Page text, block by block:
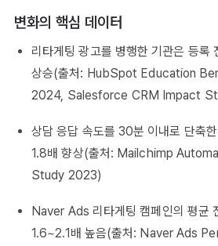
변화의 핵심 데이터
리타게팅 광고를 병행한 기관은 등
상승(출처: HubSpot Education
2024, Salesforce CRM Impact
상담 응답 속도를 30분 이내로 단축
1.8배 향상(출처: Mailchimp
Study 2023)
Naver Ads 리타게팅 캠페인의 평균
1.6~2.1배 높음(출처: Naver Ads